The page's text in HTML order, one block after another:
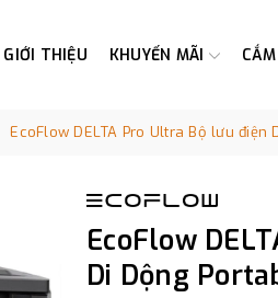
GIỚI THIỆU KHUYẾN MÃI
EcoFlow DELTA Pro Ultra Bộ lưu điện
EcoFlow
Di Dộng